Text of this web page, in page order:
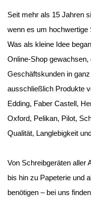
Seit mehr als 15 Jahren
wenn es um hochwertige
Was als kleine Idee
Online-Shop
Geschäftskunden in
ausschließlich Produkte
Edding, Faber Castell,
Oxford, Pelikan, Pilot,
Qualität, Langlebigkeit
Von Schreibgeräten aller
bis hin zu Papeterie und
benötigen – bei uns